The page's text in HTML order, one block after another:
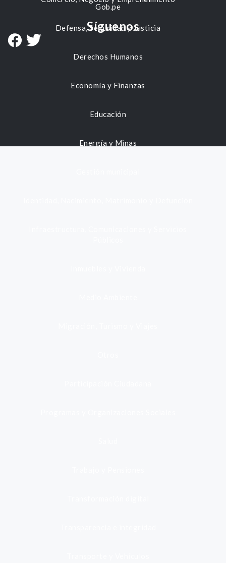
Defensa, Seguridad y Justicia
Derechos Humanos
Economía y Finanzas
Educación
Energía y Minas
Gob.pe
Síguenos